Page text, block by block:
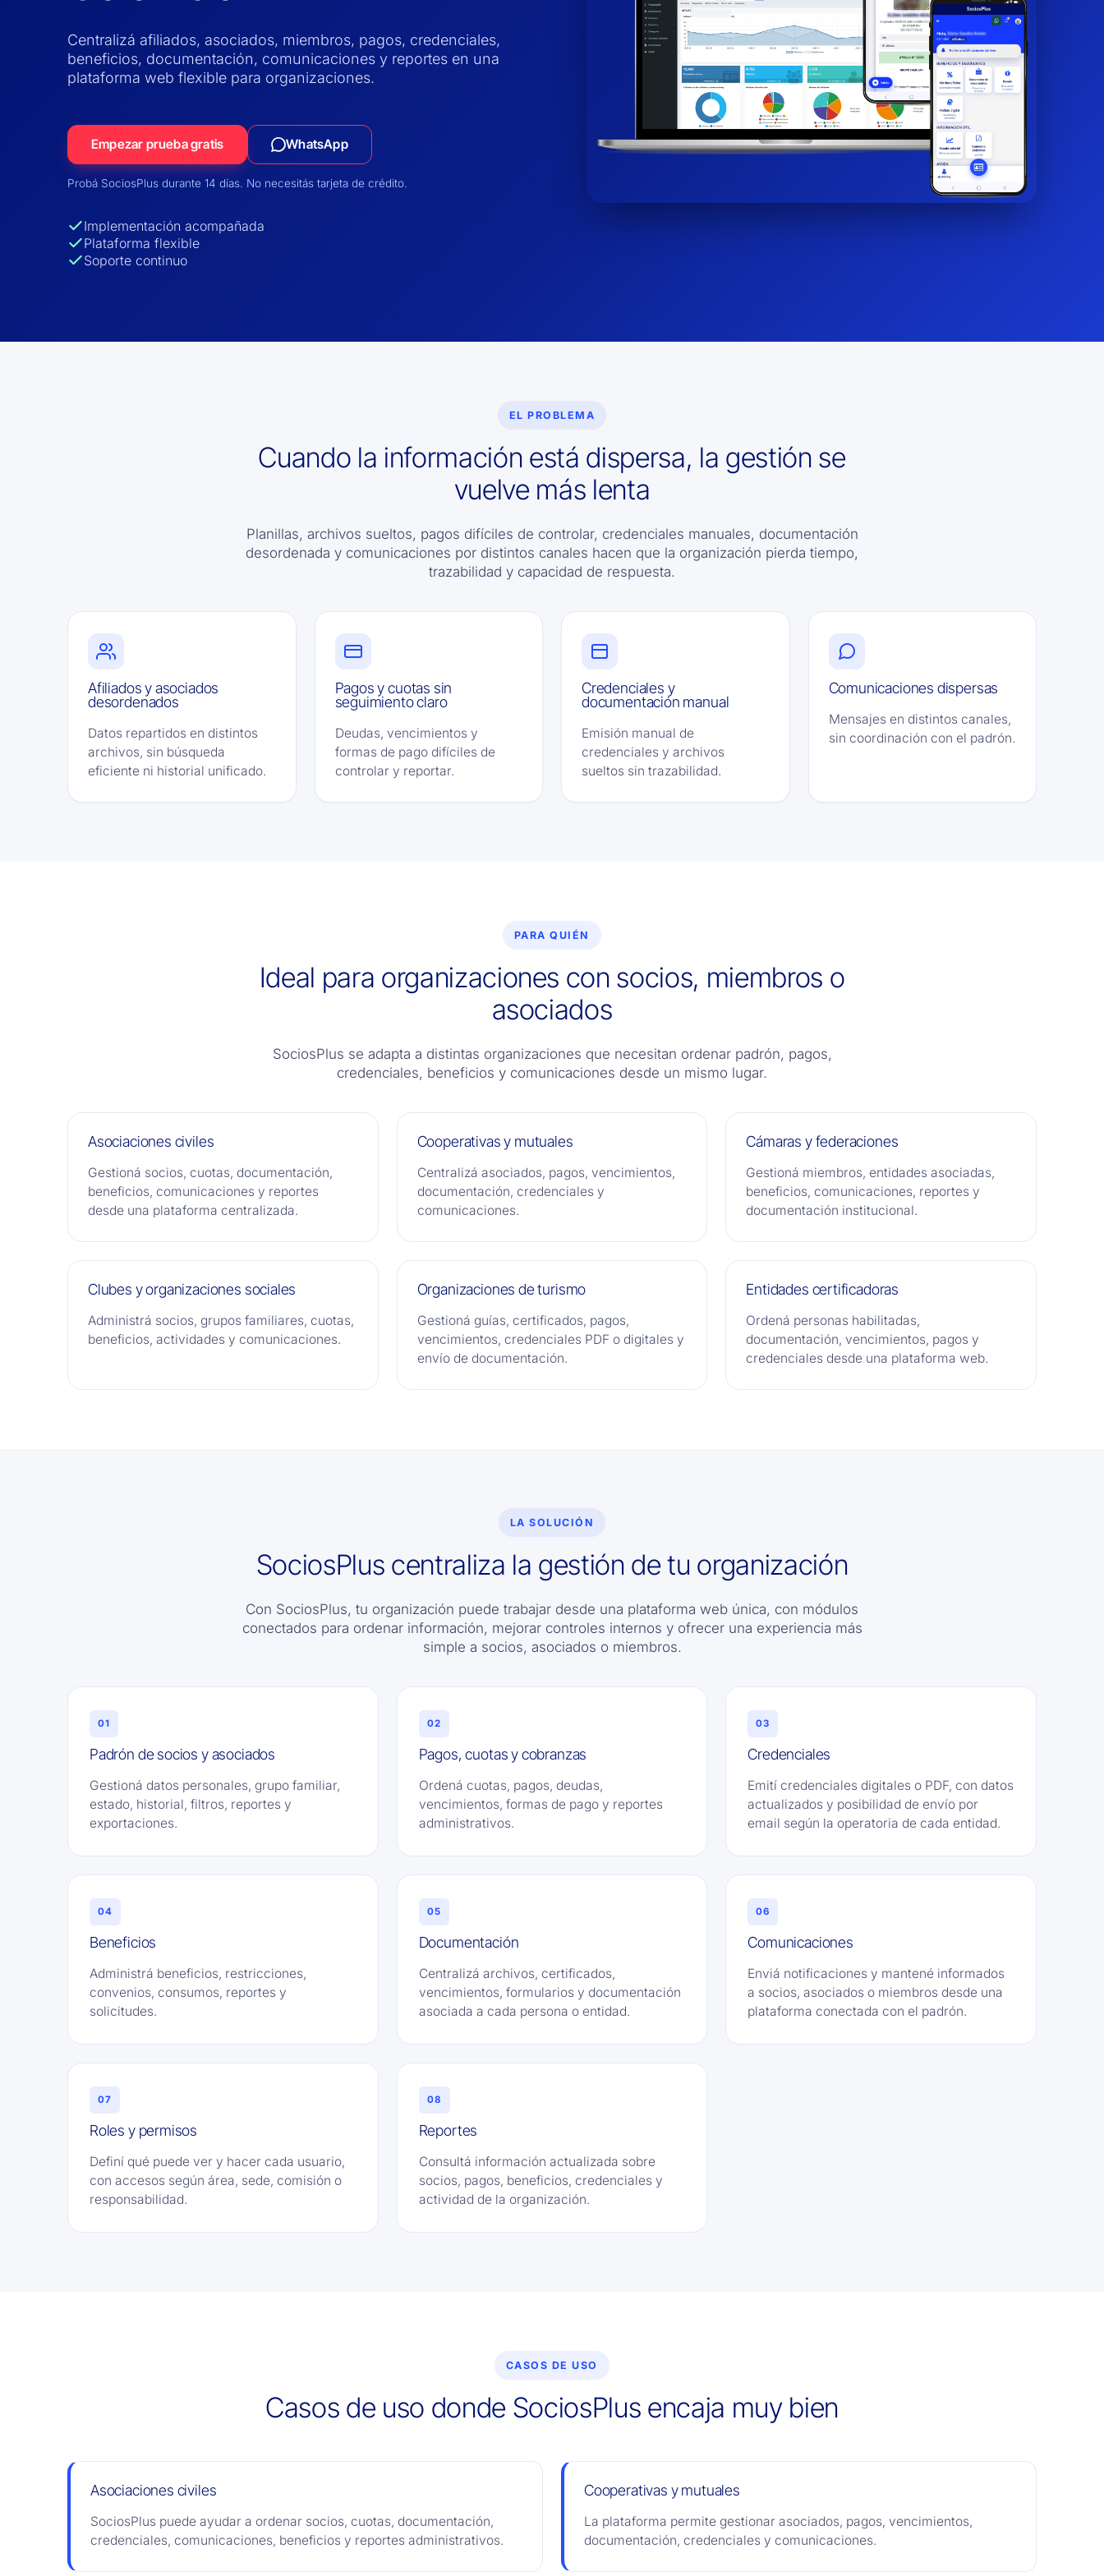
Centralizá afiliados, asociados, miembros, pagos, credenciales,
beneficios, documentación, comunicaciones y reportes en una
plataforma web flexible para organizaciones.
Empezar prueba gratis WhatsApp
Probá SociosPlus durante 14 días. No necesitás tarjeta de crédito.
Implementación acompañada
Plataforma flexible
Soporte continuo
EL PROBLEMA
Cuando la información está dispersa, la gestión se
vuelve más lenta
Planillas, archivos sueltos, pagos difíciles de controlar, credenciales manuales, documentación
desordenada y comunicaciones por distintos canales hacen que la organización pierda tiempo,
trazabilidad y capacidad de respuesta.
Afiliados y asociados
desordenados
Datos repartidos en distintos
archivos, sin búsqueda
eficiente ni historial unificado.
Pagos y cuotas sin
seguimiento claro
Deudas, vencimientos y
formas de pago difíciles de
controlar y reportar.
Credenciales y
documentación manual
Emisión manual de
credenciales y archivos
sueltos sin trazabilidad.
Comunicaciones dispersas
Mensajes en distintos canales,
sin coordinación con el padrón.
PARA QUIÉN
Ideal para organizaciones con socios, miembros o
asociados
SociosPlus se adapta a distintas organizaciones que necesitan ordenar padrón, pagos,
credenciales, beneficios y comunicaciones desde un mismo lugar.
Asociaciones civiles
Gestioná socios, cuotas, documentación,
beneficios, comunicaciones y reportes
desde una plataforma centralizada.
Cooperativas y mutuales
Centralizá asociados, pagos, vencimientos,
documentación, credenciales y
comunicaciones.
Cámaras y federaciones
Gestioná miembros, entidades asociadas,
beneficios, comunicaciones, reportes y
documentación institucional.
Clubes y organizaciones sociales
Administrá socios, grupos familiares, cuotas,
beneficios, actividades y comunicaciones.
Organizaciones de turismo
Gestioná guías, certificados, pagos,
vencimientos, credenciales PDF o digitales y
envío de documentación.
Entidades certificadoras
Ordená personas habilitadas,
documentación, vencimientos, pagos y
credenciales desde una plataforma web.
LA SOLUCIÓN
SociosPlus centraliza la gestión de tu organización
Con SociosPlus, tu organización puede trabajar desde una plataforma web única, con módulos
conectados para ordenar información, mejorar controles internos y ofrecer una experiencia más
simple a socios, asociados o miembros.
01
Padrón de socios y asociados
Gestioná datos personales, grupo familiar,
estado, historial, filtros, reportes y
exportaciones.
02
Pagos, cuotas y cobranzas
Ordená cuotas, pagos, deudas,
vencimientos, formas de pago y reportes
administrativos.
03
Credenciales
Emití credenciales digitales o PDF, con datos
actualizados y posibilidad de envío por
email según la operatoria de cada entidad.
04
Beneficios
Administrá beneficios, restricciones,
convenios, consumos, reportes y
solicitudes.
05
Documentación
Centralizá archivos, certificados,
vencimientos, formularios y documentación
asociada a cada persona o entidad.
06
Comunicaciones
Enviá notificaciones y mantené informados
a socios, asociados o miembros desde una
plataforma conectada con el padrón.
07
Roles y permisos
Definí qué puede ver y hacer cada usuario,
con accesos según área, sede, comisión o
responsabilidad.
08
Reportes
Consultá información actualizada sobre
socios, pagos, beneficios, credenciales y
actividad de la organización.
CASOS DE USO
Casos de uso donde SociosPlus encaja muy bien
Asociaciones civiles
SociosPlus puede ayudar a ordenar socios, cuotas, documentación,
credenciales, comunicaciones, beneficios y reportes administrativos.
Cooperativas y mutuales
La plataforma permite gestionar asociados, pagos, vencimientos,
documentación, credenciales y comunicaciones.